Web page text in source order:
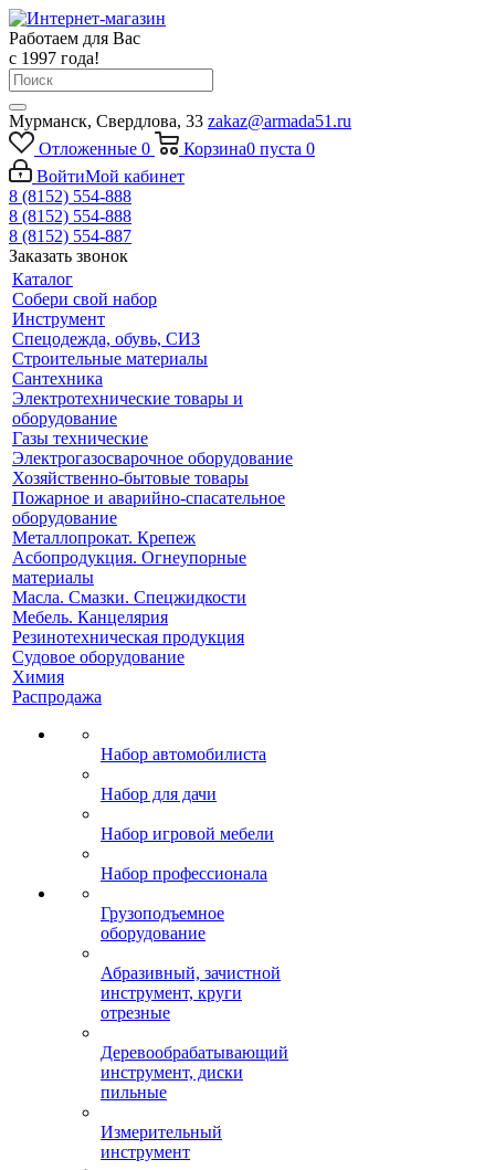
Работаем для Вас
с 1997 года!
Мурманск, Свердлова, 33 zakaz@armada51.ru
Отложенные 0 Корзина0 пуста 0
ВойтиМой кабинет
8 (8152) 554-888
8 (8152) 554-888
8 (8152) 554-887
Заказать звонок
Каталог
Собери свой набор
Инструмент
Спецодежда, обувь, СИЗ
Строительные материалы
Сантехника
Электротехнические товары и
оборудование
Газы технические
Электрогазосварочное оборудование
Хозяйственно-бытовые товары
Пожарное и аварийно-спасательное
оборудование
Металлопрокат. Крепеж
Асбопродукция. Огнеупорные
материалы
Масла. Смазки. Спецжидкости
Мебель. Канцелярия
Резинотехническая продукция
Судовое оборудование
Химия
Распродажа
Набор автомобилиста
Набор для дачи
Набор игровой мебели
Набор профессионала
Грузоподъемное
оборудование
Абразивный, зачистной
инструмент, круги
отрезные
Деревообрабатывающий
инструмент, диски
пильные
Измерительный
инструмент